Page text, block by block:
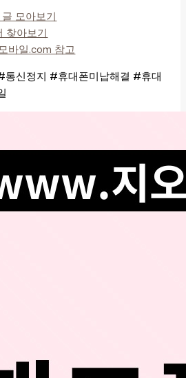
모아보기
찾아보기
바일.com 참고
신정지 #휴대폰미납해결 #휴대